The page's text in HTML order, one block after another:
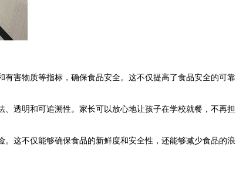
害物质等指标，确保食品安全。这不仅提高了食品安全的可靠
透明和可追溯性。家长可以放心地让孩子在学校就餐，不再担
这不仅能够确保食品的新鲜度和安全性，还能够减少食品的浪